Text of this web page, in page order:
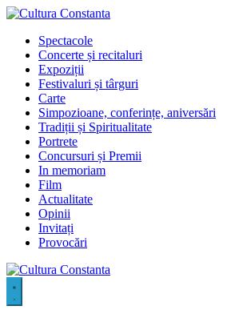
Sari
conținutSpectacole
Concerte și recitaluri
Expoziții
Festivaluri și târguri
Carte
Simpozioane, conferințe, aniversări
Tradiții și Spiritualitate
Portrete
Concursuri și Premii
In memoriam
Film
Actualitate
Opinii
Invitați
Provocări